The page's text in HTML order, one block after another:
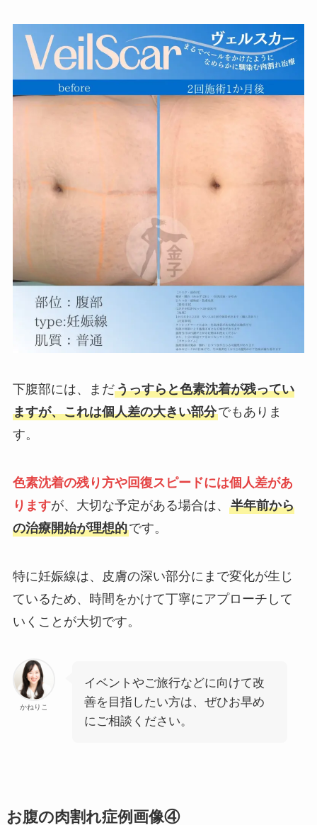
下腹部には、まだうっすらと色素沈着が残ってい
ますが、これは個人差の大きい部分でもありま
す。
色素沈着の残り方や回復スピードには個人差があ
りますが、大切な予定がある場合は、 半年前から
の治療開始が理想的です。
特に妊娠線は、皮膚の深い部分にまで変化が生じ
ているため、時間をかけて丁寧にアプローチして
いくことが大切です。
かねりこ
イベントやご旅行などに向けて改
善を目指したい方は、ぜひお早め
にご相談ください。
お腹の肉割れ症例画像④